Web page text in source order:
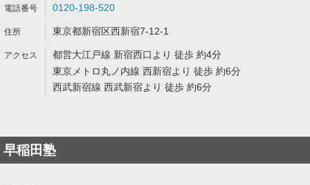
0120-198-520
東京都新宿区西新宿7-12-1
都営大江戸線 新宿西口より 徒歩 約4分
東京メトロ丸ノ内線 西新宿より 徒歩 約6分
西武新宿線 西武新宿より 徒歩 約6分
早稲田塾